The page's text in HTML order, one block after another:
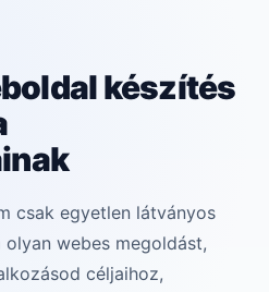
készítés
csak egyetlen látványos
webes megoldást,
céljaihoz,